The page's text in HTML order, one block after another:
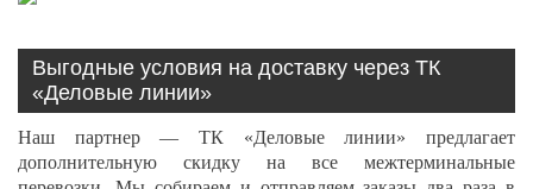
Выгодные условия на доставку через ТК
«Деловые линии»
Наш партнер — ТК «Деловые линии» предлагает
дополнительную скидку на все межтерминальные